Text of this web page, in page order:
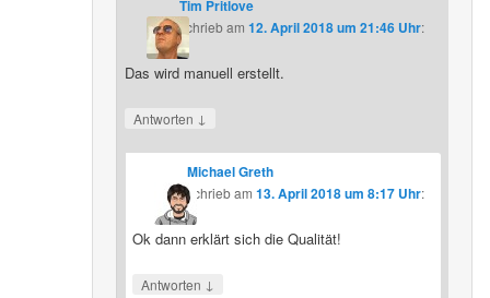
Tim Pritlove
schriebam 12. April 2018 um 21:46 Uhr:
Das wird manuell erstellt.
Antworten ↓
Michael Greth
schriebam13. April 2018 um 8:17 Uhr:
Ok dann erklärt sich die Qualität!
Antworten ↓